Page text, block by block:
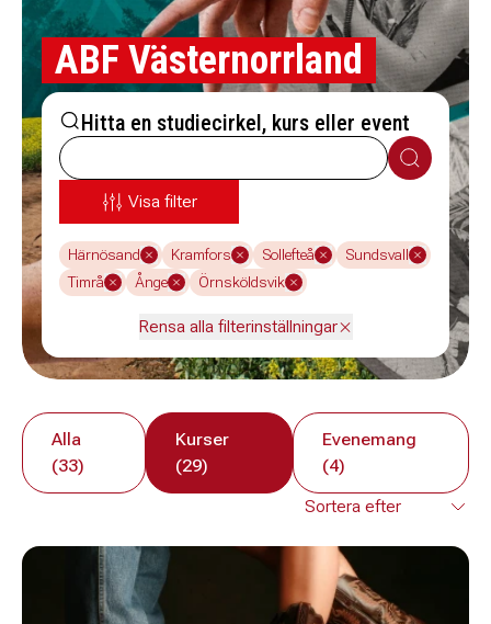
ABF Västernorrland
Hitta en studiecirkel, kurs eller event
Sök
Visa filter
Härnösand Kramfors Sollefteå
Sundsvall
Timrå
Ånge Örnsköldsvik
Rensa alla filterinställningar
Alla
(33)
Kurser
(29)
Evenemang
(4)